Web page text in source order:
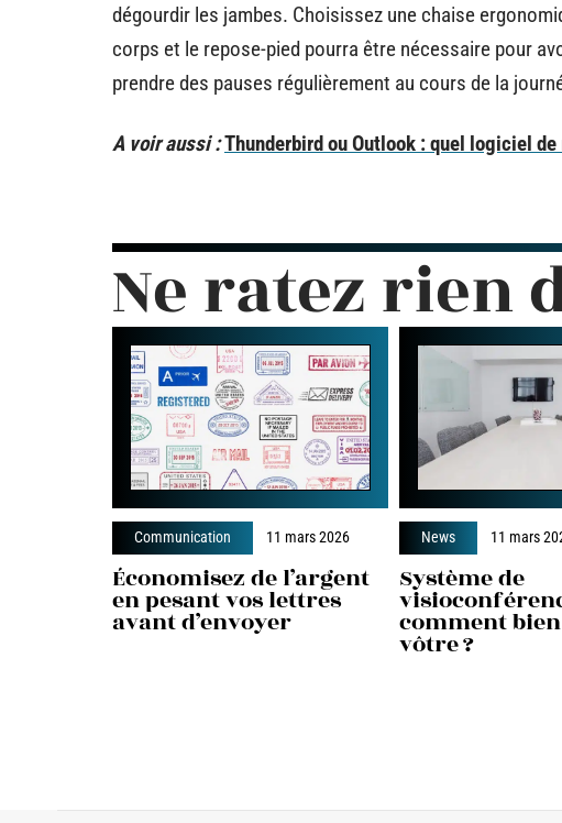
dégourdir les jambes. Choisissez une chaise
corps et le repose-pied pourra être nécessaire pour
prendre des pauses régulièrement au cours de la
A voir aussi :Thunderbird ou Outlook : quel logiciel
Ne ratez rien
Communication 11 mars 2026
Économisez de l’argent
en pesant vos lettres
avant d’envoyer
News 11 mars
Système de
comment
vôtre ?